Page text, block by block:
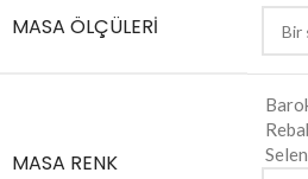
MASA ÖLÇÜLERI
MASA RENK